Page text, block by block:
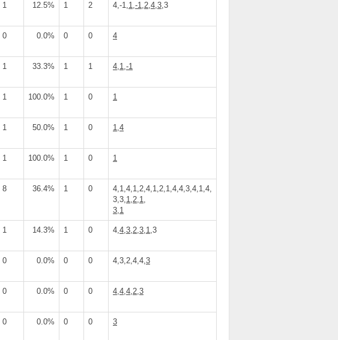
1 12.5% 1 2 4,-1,1,-1,2,4,3,3
0 0.0% 0 0 4
1 33.3% 1 1 4,1,-1
1 100.0% 1 0 1
1 50.0% 1 0 1,4
1 100.0% 1 0 1
8 36.4% 1 0
4,1,4,1,2,4,1,2,1,4,4,3,4,1,4,
3,3,1,2,1,
3,1
1 14.3% 1 0 4,4,3,2,3,1,3
0 0.0% 0 0 4,3,2,4,4,3
0 0.0% 0 0 4,4,4,2,3
0 0.0% 0 0 3